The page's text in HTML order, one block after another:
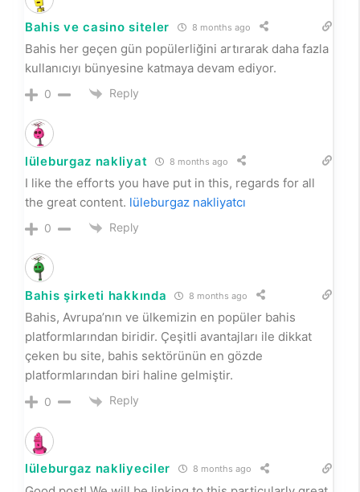
Bahis ve casino siteler 8 months ago
Bahis her geçen gün popülerliğini artırarak daha fazla
kullanıcıyı bünyesine katmaya devam ediyor.
0 Reply
lüleburgaz nakliyat 8 months ago
I like the efforts you have put in this, regards for all
the great content. lüleburgaz nakliyatcı
0 Reply
Bahis şirketi hakkında 8 months ago
Bahis, Avrupa’nın ve ülkemizin en popüler bahis
platformlarından biridir. Çeşitli avantajları ile dikkat
çeken bu site, bahis sektörünün en gözde
platformlarından biri haline gelmiştir.
0 Reply
lüleburgaz nakliyeciler 8 months ago